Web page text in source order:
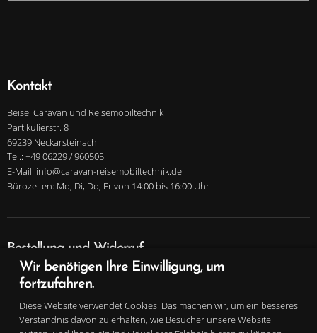
Kontakt
Beisel Caravan und Reisemobiltechnik
Partikulierstr. 8
69239 Neckarsteinach
Tel.: +49 06229 / 960505
E-Mail: info@caravan-reisemobiltechnik.de
Bürozeiten: Mo, Di, Do, Fr von 14:00 bis 16:00 Uhr
Bestellung und Widerruf
Infos zu Bezahlung und Versand
Widerrufsrecht und Widerrufsformular
Vertrag widerrufen
Wir benötigen Ihre Einwilligung, um
fortzufahren.
Diese Website verwendet Cookies. Das machen wir, um ein besseres
Verständnis davon zu erhalten, wie Besucher unsere Website